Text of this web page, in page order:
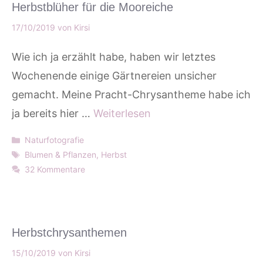
Herbstblüher für die Mooreiche
17/10/2019 von Kirsi
Wie ich ja erzählt habe, haben wir letztes
Wochenende einige Gärtnereien unsicher
gemacht. Meine Pracht-Chrysantheme habe ich
ja bereits hier … Weiterlesen
Kategorien
Naturfotografie
Schlagwörter
Blumen & Pflanzen, Herbst
32 Kommentare
Herbstchrysanthemen
15/10/2019 von Kirsi